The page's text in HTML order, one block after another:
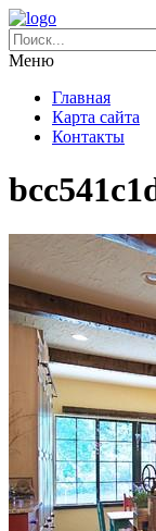
Меню
Главная
Карта сайта
Контакты